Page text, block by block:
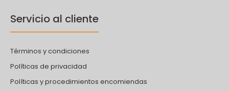
Servicio al cliente
Términos y condiciones
Políticas de privacidad
Políticas y procedimientos encomiendas